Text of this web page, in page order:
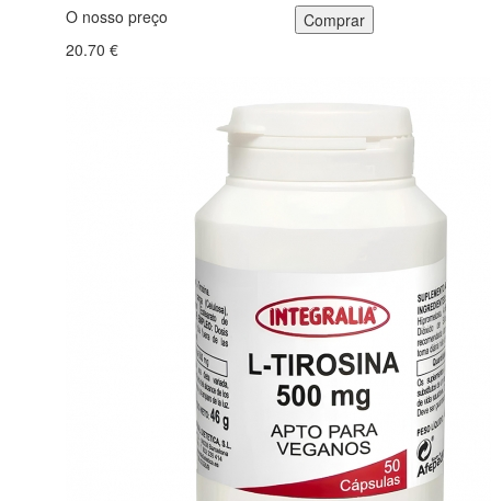
O nosso preço
20.70 €